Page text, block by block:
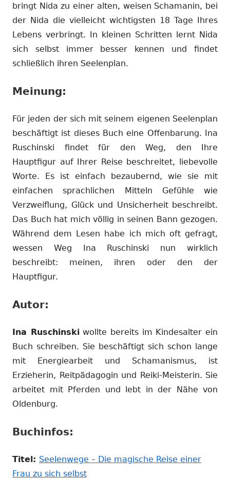
bringt Nida zu einer alten, weisen Schamanin, bei
der Nida die vielleicht wichtigsten 18 Tage Ihres
Lebens verbringt. In kleinen Schritten lernt Nida
sich selbst immer besser kennen und findet
schließlich ihren Seelenplan.
Meinung:
Für jeden der sich mit seinem eigenen Seelenplan
beschäftigt ist dieses Buch eine Offenbarung. Ina
Ruschinski findet für den Weg, den Ihre
Hauptfigur auf Ihrer Reise beschreitet, liebevolle
Worte. Es ist einfach bezaubernd, wie sie mit
einfachen sprachlichen Mitteln Gefühle wie
Verzweiflung, Glück und Unsicherheit beschreibt.
Das Buch hat mich völlig in seinen Bann gezogen.
Während dem Lesen habe ich mich oft gefragt,
wessen Weg Ina Ruschinski nun wirklich
beschreibt: meinen, ihren oder den der
Hauptfigur.
Autor:
Ina Ruschinskiwollte bereits im Kindesalter ein
Buch schreiben. Sie beschäftigt sich schon lange
mit Energiearbeit und Schamanismus, ist
Erzieherin, Reitpädagogin und Reiki-Meisterin. Sie
arbeitet mit Pferden und lebt in der Nähe von
Oldenburg.
Buchinfos:
Titel: Seelenwege – Die magische Reise einer
Frau zu sich selbst